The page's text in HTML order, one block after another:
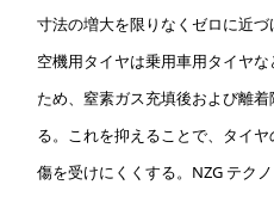
寸法の増大を限りなくゼロに近
空機用タイヤは乗用車用タイヤ
ため、窒素ガス充填後および離
る。これを抑えることで、タイ
傷を受けにくくする。NZG テク